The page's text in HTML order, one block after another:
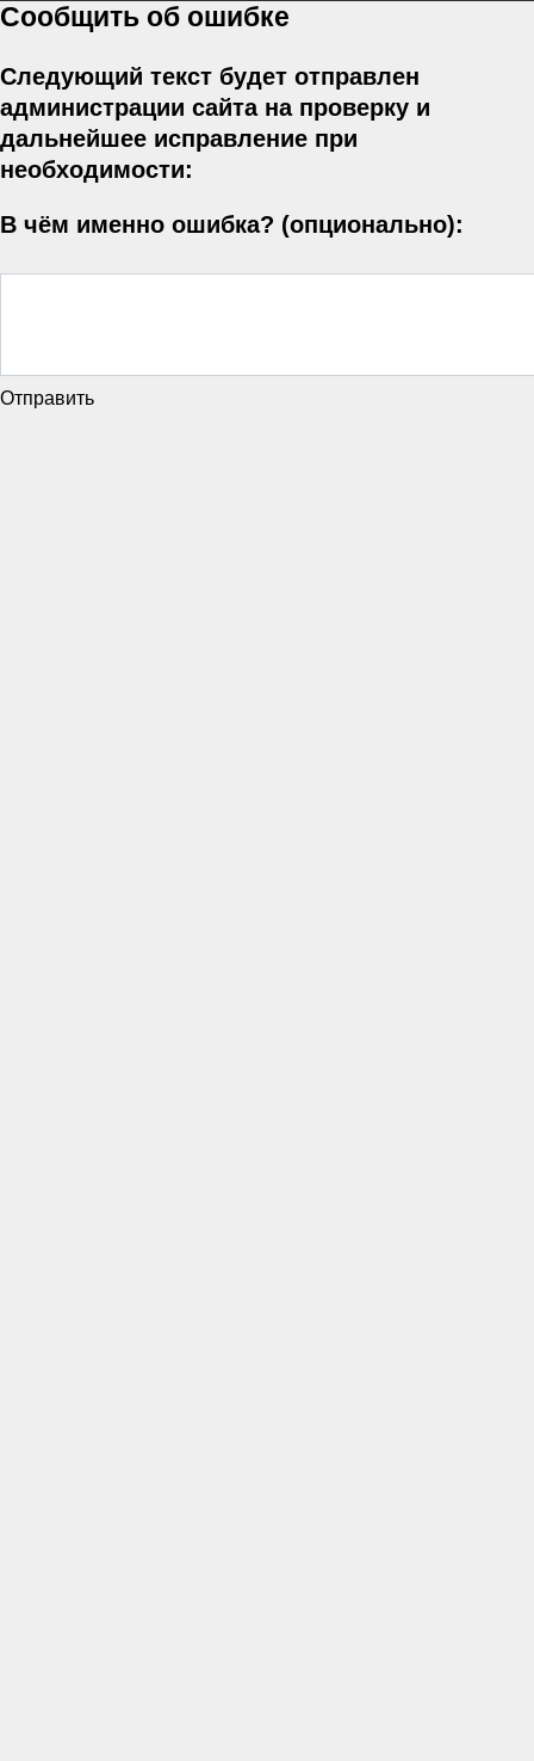
Сообщить об ошибке
Следующий текст будет отправлен
администрации сайта на проверку и
дальнейшее исправление при
необходимости:
В чём именно ошибка? (опционально):
Отправить